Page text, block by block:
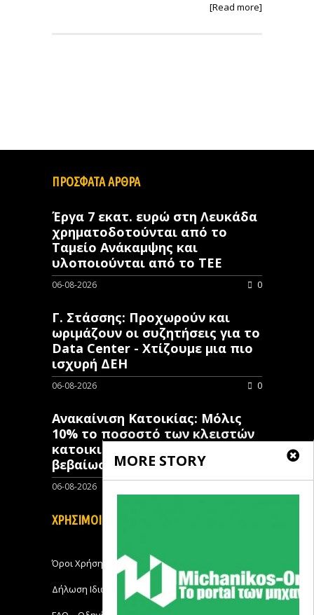
[Read more]
MORE STORY
ΠΡΟΣΦΑΤΑ ΑΡΘΡΑ
Έργα 7 εκατ. ευρώ στη Λευκάδα
χρηματοδοτούνται από το
Ταμείο Ανάκαμψης και
υλοποιούνται από το ΤΕΕ
06-08-2026 0
Γ. Στάσσης: Προχωρούν και
ωριμάζουν οι συζητήσεις για το
Data Center - Χτίζουμε μια πιο
ισχυρή ΔΕΗ
06-08-2026 0
Ανακαίνιση Κατοικίας: Μόλις
10% το ποσοστό των κλειστών
κατοικιών που έχουν λάβει
βεβαίωση ένταξης
06-08-2026
ΧΡΗΣΙΜΟΙ ΣΥΝΔΕΣΜΟΙ
Όροι Χρήσης
Δήλωση Ιδιωτικότητας